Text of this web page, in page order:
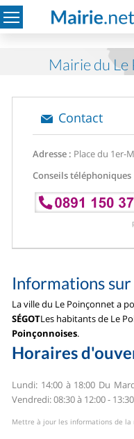
Mairie du
Contact
Adresse : Place du 1er-
Conseils téléphoniques
Informations
La ville du Le Poinçonnet a
SÉGOTLes habitants de Le
Poinçonnoises.
Horaires
Lundi: 14:00 à 18:00 Du
Vendredi: 08:30 à 12:00 -
Mettre à jour les informations de la